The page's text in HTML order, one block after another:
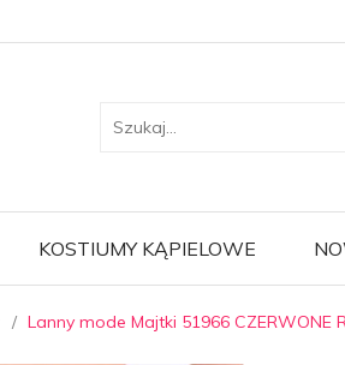
KOSTIUMY KĄPIELOWE
Lanny mode Majtki 51966 CZERWONE